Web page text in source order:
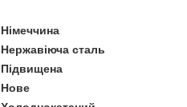
Німеччина
Нержавіюча сталь
Підвищена
Нове